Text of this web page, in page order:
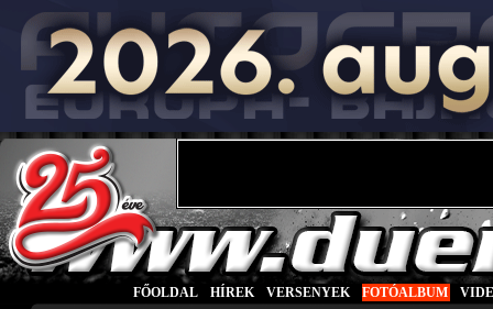
FŐOLDAL HÍREK VERSENYEK FOTÓALBUM